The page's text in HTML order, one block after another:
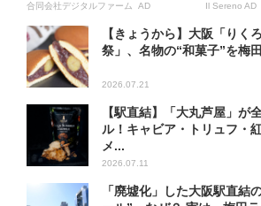
合同会社デジタルファーム AD Il Sereno AD
【きょうから】大阪「りく
祭」、名物の“和菓子”を梅
2026.07.21
【駅直結】「大丸芦屋」が
ル！キャビア・トリュフ・
メ...
2026.07.11
「廃墟化」した大阪駅直結